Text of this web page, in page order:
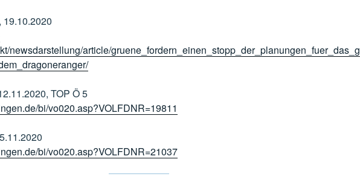
19.10.2020
newsdarstellung/article/gruene_fordern_einen_stopp_der_planungen_fuer_das_g
TOP Ö 5
bi/vo020.asp?VOLFDNR=19811
bi/vo020.asp?VOLFDNR=21037